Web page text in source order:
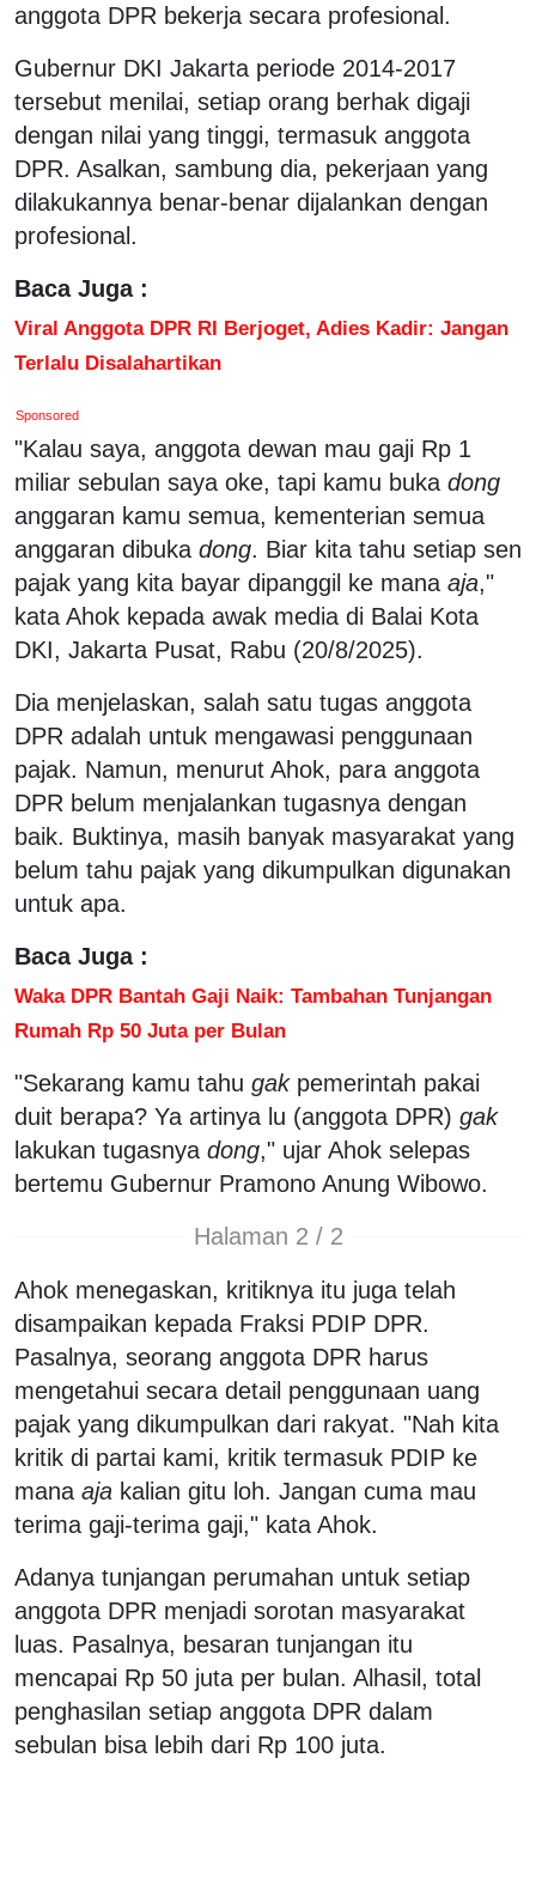
anggota DPR bekerja secara profesional.
Gubernur DKI Jakarta periode 2014-2017
tersebut menilai, setiap orang berhak digaji
dengan nilai yang tinggi, termasuk anggota
DPR. Asalkan, sambung dia, pekerjaan yang
dilakukannya benar-benar dijalankan dengan
profesional.
Baca Juga :
Viral Anggota DPR RI Berjoget, Adies Kadir: Jangan
Terlalu Disalahartikan
Sponsored
"Kalau saya, anggota dewan mau gaji Rp 1
miliar sebulan saya oke, tapi kamu buka dong
anggaran kamu semua, kementerian semua
anggaran dibuka dong. Biar kita tahu setiap sen
pajak yang kita bayar dipanggil ke mana aja,"
kata Ahok kepada awak media di Balai Kota
DKI, Jakarta Pusat, Rabu (20/8/2025).
Dia menjelaskan, salah satu tugas anggota
DPR adalah untuk mengawasi penggunaan
pajak. Namun, menurut Ahok, para anggota
DPR belum menjalankan tugasnya dengan
baik. Buktinya, masih banyak masyarakat yang
belum tahu pajak yang dikumpulkan digunakan
untuk apa.
Baca Juga :
Waka DPR Bantah Gaji Naik: Tambahan Tunjangan
Rumah Rp 50 Juta per Bulan
"Sekarang kamu tahu gakpemerintah pakai
duit berapa? Ya artinya lu (anggota DPR) gak
lakukan tugasnya dong," ujar Ahok selepas
bertemu Gubernur Pramono Anung Wibowo.
Halaman 2 / 2
Ahok menegaskan, kritiknya itu juga telah
disampaikan kepada Fraksi PDIP DPR.
Pasalnya, seorang anggota DPR harus
mengetahui secara detail penggunaan uang
pajak yang dikumpulkan dari rakyat. "Nah kita
kritik di partai kami, kritik termasuk PDIP ke
mana aja kalian gitu loh. Jangan cuma mau
terima gaji-terima gaji," kata Ahok.
Adanya tunjangan perumahan untuk setiap
anggota DPR menjadi sorotan masyarakat
luas. Pasalnya, besaran tunjangan itu
mencapai Rp 50 juta per bulan. Alhasil, total
penghasilan setiap anggota DPR dalam
sebulan bisa lebih dari Rp 100 juta.